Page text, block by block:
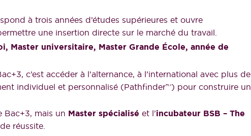
à trois années d’études supérieures et ouvre
une insertion directe sur le marché du travail.
Master universitaire, Master Grande École, année de
c’est accéder à l’alternance, à l’international avec plus de
individuel et personnalisé (Pathfinder™) pour construire un
Bac+3, mais un Master spécialisé et l’incubateur BSB – The
réussite.